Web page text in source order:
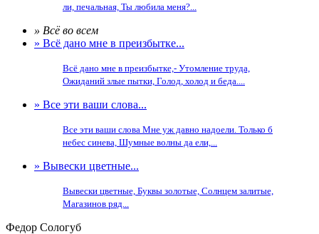
ли, печальная, Ты любила меня?...
» Всё во всем
» Всё дано мне в преизбытке...
Всё дано мне в преизбытке,- Утомление труда,
Ожиданий злые пытки, Голод, холод и беда....
» Все эти ваши слова...
Все эти ваши слова Мне уж давно надоели. Только б
небес синева, Шумные волны да ели,...
» Вывески цветные...
Вывески цветные, Буквы золотые, Солнцем залитые,
Магазинов ряд...
Федор Сологуб